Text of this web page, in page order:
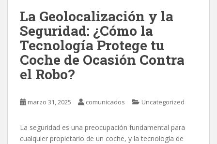
La Geolocalización y la
Seguridad: ¿Cómo la
Tecnología Protege tu
Coche de Ocasión Contra
el Robo?
marzo 31, 2025 comunicados Uncategorized
La seguridad es una preocupación fundamental para
cualquier propietario de un coche, y la tecnología de